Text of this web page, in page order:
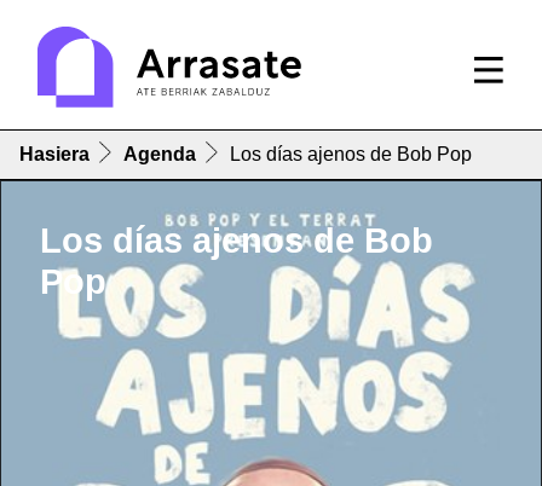
Hasiera Agenda Los días ajenos de Bob Pop
Los días ajenos de Bob
Pop